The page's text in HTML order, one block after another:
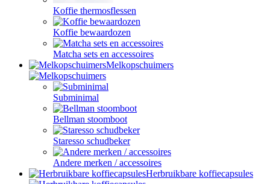
Koffie thermosflessen
Koffie bewaardozen
Matcha sets en accessoires
Melkopschuimers
Subminimal
Bellman stoomboot
Staresso schudbeker
Andere merken / accessoires
Herbruikbare koffiecapsules